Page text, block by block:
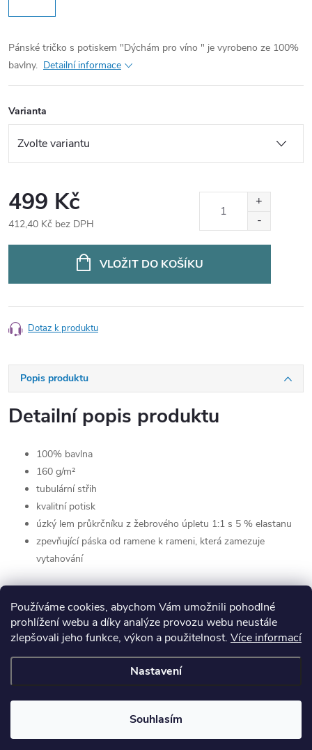
Používáme cookies, abychom Vám umožnili pohodlné
prohlížení webu a díky analýze provozu webu neustále
zlepšovali jeho funkce, výkon a použitelnost. Více informací
Nastavení
Souhlasím
Pánské tričko s potiskem "Dýchám pro víno " je vyrobeno ze 100%
bavlny. Detailní informace
Varianta
499 Kč
412,40 Kč bez DPH
VLOŽIT DO KOŠÍKU
Dotaz k produktu
Popis produktu
Detailní popis produktu
100% bavlna
160 g/m²
tubulární střih
kvalitní potisk
úzký lem průkrčníku z žebrového úpletu 1:1 s 5 % elastanu
zpevňující páska od ramene k rameni, která zamezuje
vytahování
Z
Copyright 2026Barik.cz. Všechna práva vyhrazena.